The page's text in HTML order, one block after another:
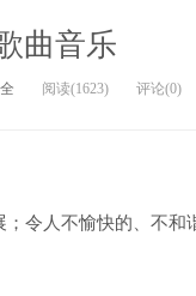
曲音乐
阅读(1623) 评论(0)
令人不愉快的、不和